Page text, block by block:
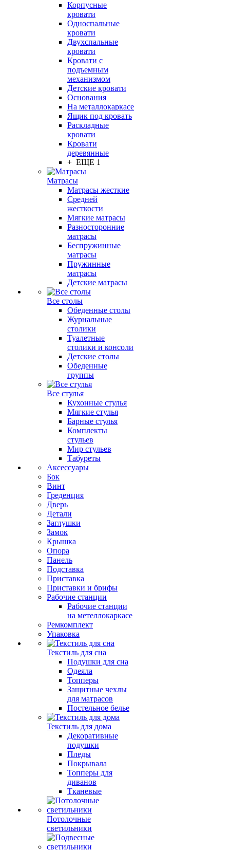
Корпусные
кровати
Односпальные
кровати
Двухспальные
кровати
Кровати с
подъемным
механизмом
Детские кровати
Основания
На металлокаркасе
Ящик под кровать
Раскладные
кровати
Кровати
деревянные
+ ЕЩЕ 1
Матрасы
Матрасы жесткие
Средней
жесткости
Мягкие матрасы
Разносторонние
матрасы
Беспружинные
матрасы
Пружинные
матрасы
Детские матрасы
Все столы
Обеденные столы
Журнальные
столики
Туалетные
столики и консоли
Детские столы
Обеденные
группы
Все стулья
Кухонные стулья
Мягкие стулья
Барные стулья
Комплекты
стульев
Мир стульев
Табуреты
Аксессуары
Бок
Винт
Греденция
Дверь
Детали
Заглушки
Замок
Крышка
Опора
Панель
Подставка
Приставка
Приставки и брифы
Рабочие станции
Рабочие станции
на метеллокаркасе
Ремкомплект
Упаковка
Текстиль для сна
Подушки для сна
Одеяла
Топперы
Защитные чехлы
для матрасов
Постельное белье
Текстиль для дома
Декоративные
подушки
Пледы
Покрывала
Топперы для
диванов
Тканевые
Потолочные
светильники